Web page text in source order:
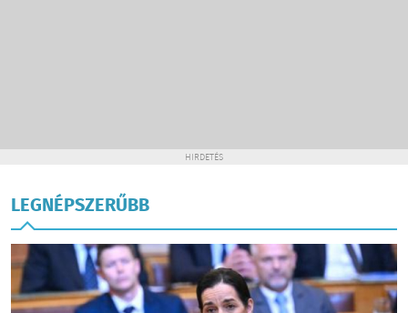
HIRDETÉS
LEGNÉPSZERŰBB